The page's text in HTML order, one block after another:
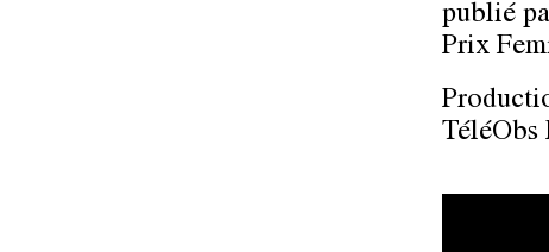
publié
Prix
TéléObs